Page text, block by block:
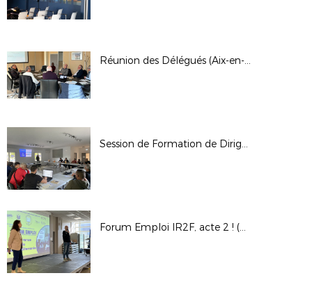
Réunion des Délégués (Aix-en-Provence)
Session de Formation de Dirigeants (Garéoult)
Forum Emploi IR2F, acte 2 ! (Aix-en-Provence)